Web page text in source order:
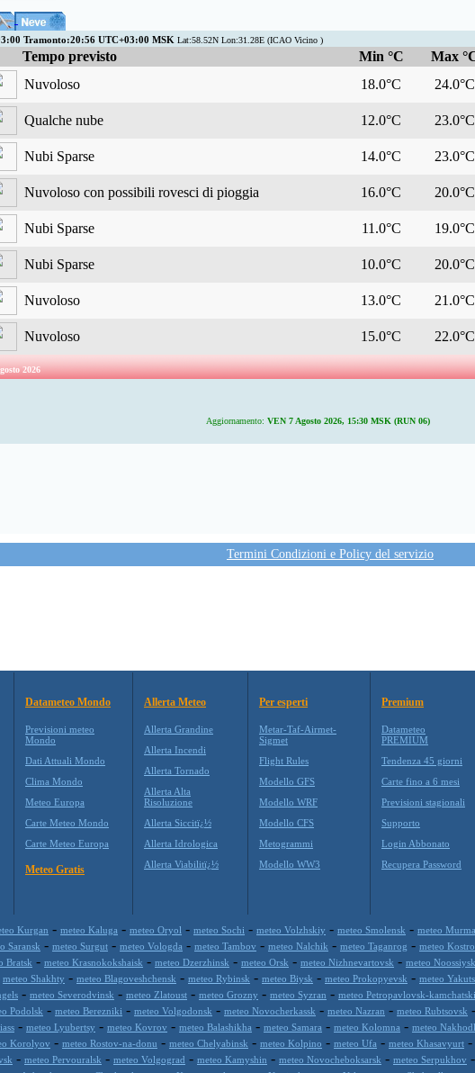
Tramonto:20:56 UTC+03:00 MSK Lat:58.52N Lon:31.28E (ICAO Vicino )
previsto Min °C Max
Nuvoloso 18.0°C 24.0°C
Qualche nube 12.0°C 23.0°C
Nubi Sparse 14.0°C 23.0°C
Nuvoloso con possibili rovesci di pioggia 16.0°C 20.0°C
Nubi Sparse 11.0°C 19.0°C
Nubi Sparse 10.0°C 20.0°C
Nuvoloso 13.0°C 21.0°C
Nuvoloso 15.0°C 22.0°C
2026
Aggiornamento: VEN 7 Agosto 2026, 15:30 MSK (RUN 06)
Termini Condizioni e Policy del servizio
Datameteo Mondo
Previsioni meteo
Mondo
Dati Attuali Mondo
Clima Mondo
Meteo Europa
Carte Meteo Mondo
Carte Meteo Europa
Meteo Gratis
Allerta Meteo
Allerta Grandine
Allerta Incendi
Allerta Tornado
Allerta Alta
Risoluzione
Allerta Siccitï¿½
Allerta Idrologica
Allerta Viabilitï¿½
Per esperti
Metar-Taf-Airmet-
Sigmet
Flight Rules
Modello GFS
Modello WRF
Modello CFS
Metogrammi
Modello WW3
Premium
Datameteo
PREMIUM
Tendenza 45 giorni
Carte fino a 6 mesi
Previsioni stagionali
Supporto
Login Abbonato
Recupera Password
Kurgan - meteo Kaluga - meteo Oryol - meteo Sochi - meteo Volzhskiy - meteo Smolensk - meteo
Saransk - meteo Surgut - meteo Vologda - meteo Tambov - meteo Nalchik - meteo Taganrog - meteo
Bratsk - meteo Krasnokokshaisk - meteo Dzerzhinsk - meteo Orsk - meteo Nizhnevartovsk - meteo Noossiysk
meteo Shakhty - meteo Blagoveshchensk - meteo Rybinsk - meteo Biysk - meteo Prokopyevsk - meteo
- meteo Severodvinsk - meteo Zlatoust - meteo Grozny - meteo Syzran - meteo Petropavlovsk-
Podolsk - meteo Berezniki - meteo Volgodonsk - meteo Novocherkassk - meteo Nazran - meteo Rubtsovsk -
- meteo Lyubertsy - meteo Kovrov - meteo Balashikha - meteo Samara - meteo Kolomna - meteo
Korolyov - meteo Rostov-na-donu - meteo Chelyabinsk - meteo Kolpino - meteo Ufa - meteo Khasavyurt -
- meteo Pervouralsk - meteo Volgograd - meteo Kamyshin - meteo Novocheboksarsk - meteo Serpukhov -